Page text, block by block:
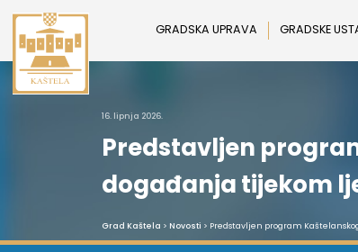
Preskoči
sadržaj
GRADSKA UPRAVA GRADSKE
16. lipnja 2026.
Predstavljen
događanja tijekom
Grad Kaštela > Novosti > Predstavljen program